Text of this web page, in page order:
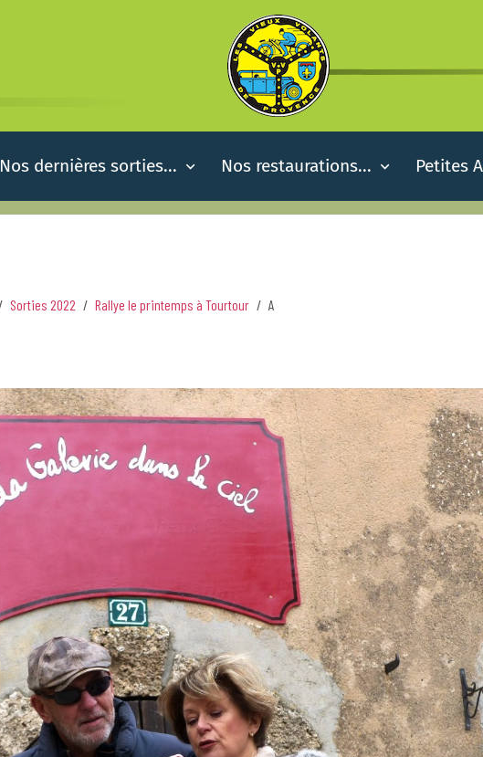
Nos dernières sorties... Nos restaurations... Petites
Sorties 2022 Rallye le printemps à Tourtour A